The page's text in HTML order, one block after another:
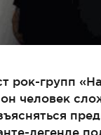
рок-групп
он человек
легенде